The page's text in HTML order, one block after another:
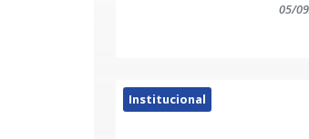
05/
Institucional